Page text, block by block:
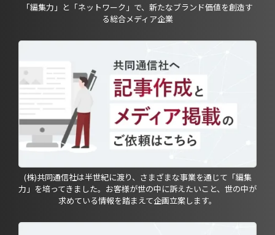
「編集力」と「ネットワーク」で、新たなブランド価値を創造す
る総合メディア企業
(株)共同通信社は半世紀に渡り、さまざまな事業を通じて「編集
力」を培ってきました。お客様が世の中に訴えたいこと、世の中が
求めている情報を踏まえて企画立案します。